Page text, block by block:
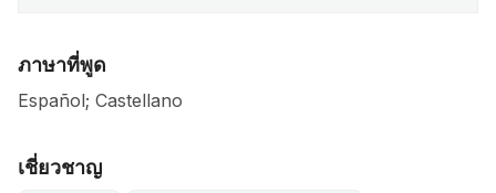
ภาษาที่พูด
Español; Castellano
เชี่ยวชาญ